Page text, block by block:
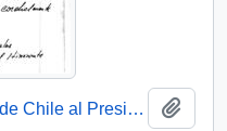
[Carta de embajador Cultural de Chile al Presidente Aylwin, referene a visita del Rey España al pais].